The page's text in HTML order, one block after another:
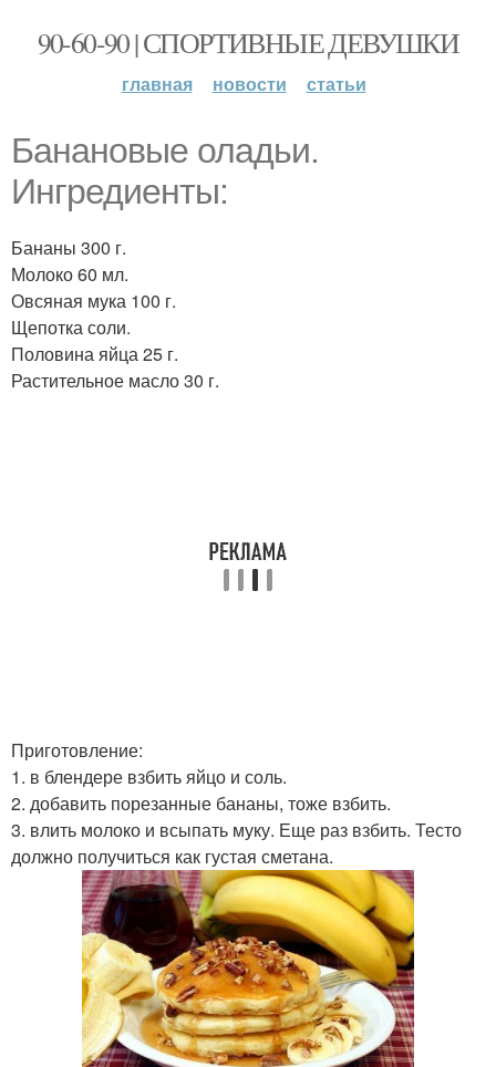
90-60-90 | СПОРТИВНЫЕ ДЕВУШКИ
главная новости статьи
Банановые оладьи.
Ингредиенты:
Бананы 300 г.
Молоко 60 мл.
Овсяная мука 100 г.
Щепотка соли.
Половина яйца 25 г.
Растительное масло 30 г.
Приготовление:
1. в блендере взбить яйцо и соль.
2. добавить порезанные бананы, тоже взбить.
3. влить молоко и всыпать муку. Еще раз взбить. Тесто
должно получиться как густая сметана.